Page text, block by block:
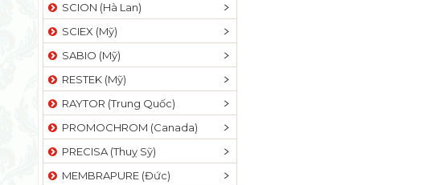
SCION (Hà Lan)
SCIEX (Mỹ)
SABIO (Mỹ)
RESTEK (Mỹ)
RAYTOR (Trung Quốc)
PROMOCHROM (Canada)
PRECISA (Thuỵ Sỹ)
MEMBRAPURE (Đức)